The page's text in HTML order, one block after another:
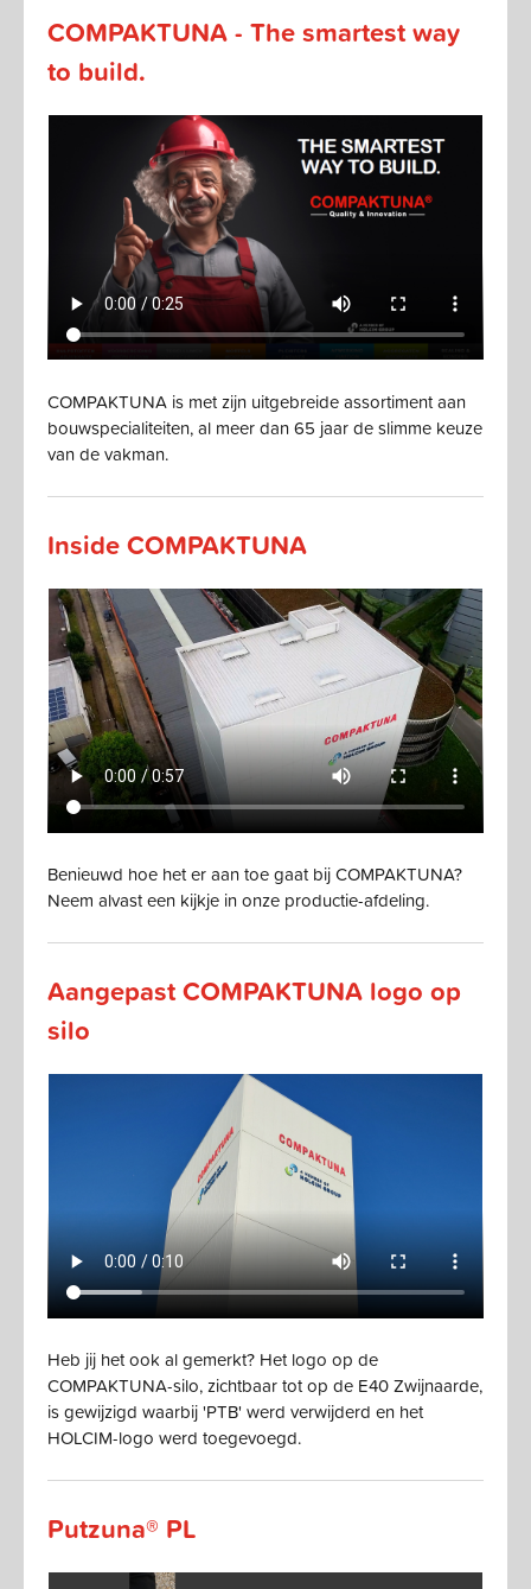
COMPAKTUNA - The smartest way
to build.
COMPAKTUNA is met zijn uitgebreide assortiment aan
bouwspecialiteiten, al meer dan 65 jaar de slimme keuze
van de vakman.
Inside COMPAKTUNA
Benieuwd hoe het er aan toe gaat bij COMPAKTUNA?
Neem alvast een kijkje in onze productie-afdeling.
Aangepast COMPAKTUNA logo op
silo
Heb jij het ook al gemerkt? Het logo op de
COMPAKTUNA-silo, zichtbaar tot op de E40 Zwijnaarde,
is gewijzigd waarbij 'PTB' werd verwijderd en het
HOLCIM-logo werd toegevoegd.
Putzuna® PL